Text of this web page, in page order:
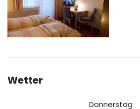
Wetter
Donnerstag